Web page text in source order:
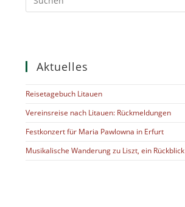
Aktuelles
Reisetagebuch Litauen
Vereinsreise nach Litauen: Rückmeldungen
Festkonzert für Maria Pawlowna in Erfurt
Musikalische Wanderung zu Liszt, ein Rückblick